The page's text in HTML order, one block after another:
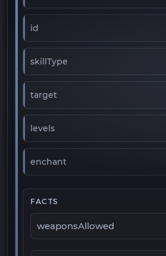
id
skillType
target
levels
enchant
FACTS
weaponsAllowed